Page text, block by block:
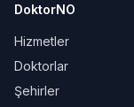
DoktorNO
Hizmetler
Doktorlar
Şehirler